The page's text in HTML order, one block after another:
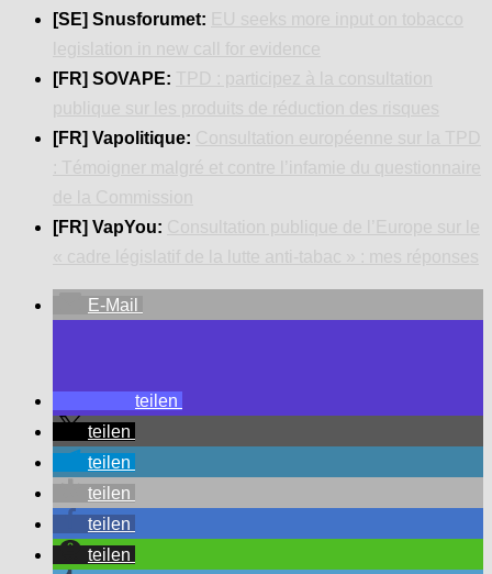
[SE] Snusforumet:
[FR] SOVAPE:
[FR] Vapolitique:
[FR] VapYou:
E-Mail
teilen
teilen
teilen
teilen
teilen
teilen